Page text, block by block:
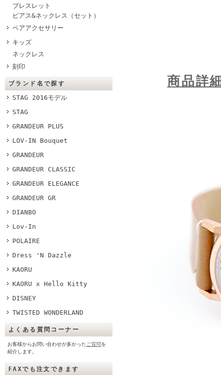
ブレスレット
ピアス&ネックレス（セット）
ペアアクセサリー
キッズ
ネックレス
刻印
ブランド名で探す
STAG 2016モデル
STAG
GRANDEUR PLUS
LOV-IN Bouquet
GRANDEUR
GRANDEUR CLASSIC
GRANDEUR ELEGANCE
GRANDEUR GR
DIANBO
Lov-In
POLAIRE
Dress 'N Dazzle
KAORU
KAORU x Hello Kitty
DISNEY
TWISTED WONDERLAND
よくある質問コーナー
お客様からお問い合わせが多かった ご質問を
紹介します。
FAXでも注文できます
商品詳